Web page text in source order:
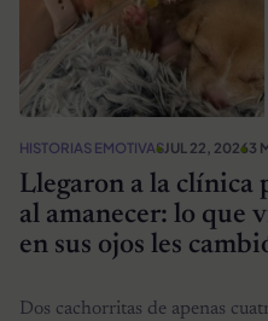
HISTORIAS EMOTIVASJUL 22, 20263
Llegaron a la clínica
al amanecer: lo que
en sus ojos les
Dos cachorritas de apenas